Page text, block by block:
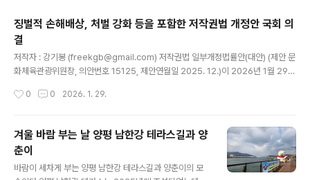
징벌적 손해배상, 처벌 강화 등을 포함한 저작권법 개정안 국회 의
결
저작자 : 강기봉 (freekgb@gmail.com) 저작권법 일부개정법률안(대안) (제안 문
화체육관광위원장, 의안번호 15125, 제안연월일 2025. 12.)이 2026년 1월 29일
개월이 경과한 날(2026년 8월 중)부터 시행되며, 다만 제2조, 제133조의2부터 제
(2026년 5월 중)부터 시행됩니다. 또한 제125조제4항 및 제5항의 징벌적 손해배
상에 관한 개정규정은 이 법 시행 이후 침해행위가 발생한 경우부터 적용됩니다. ※
아래의 내용은 위 법률안의 내용을 그대로 또는 추가.변경하여 작성되었습니다. [제
안이유] K-콘텐츠의 글로벌..
0 0 2026. 1. 29.
겨울 바람 부는 날 양평 남한강 테라스길과 양
춘이
바람이 세차게 부는 양평 남한강 테라스길과 양춘이의 모